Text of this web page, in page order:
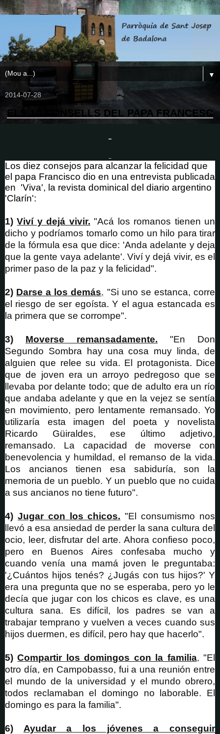
▼
2014-07-28
ELS 10 CONSELLS DEL PAPA FRANCESC
Los diez consejos para alcanzar la felicidad que
el papa Francisco dio en una entrevista publicada
en 'Viva', la revista dominical del diario argentino
'Clarín':
1)Viví y dejá vivir. "Acá los romanos tienen un
dicho y podríamos tomarlo como un hilo para tirar
de la fórmula esa que dice: 'Anda adelante y deja
que la gente vaya adelante'. Viví y dejá vivir, es el
primer paso de la paz y la felicidad".
2) Darse a los demás. "Si uno se estanca, corre
el riesgo de ser egoísta. Y el agua estancada es
la primera que se corrompe".
3) Moverse remansadamente.
"En Don
Segundo Sombra hay una cosa muy linda, de
alguien que relee su vida. El protagonista. Dice
que de joven era un arroyo pedregoso que se
llevaba por delante todo; que de adulto era un río
que andaba adelante y que en la vejez se sentía
en movimiento, pero lentamente remansado. Yo
utilizaría esta imagen del poeta y novelista
Ricardo Güiraldes, ese último adjetivo,
remansado. La capacidad de moverse con
benevolencia y humildad, el remanso de la vida.
Los ancianos tienen esa sabiduría, son la
memoria de un pueblo. Y un pueblo que no cuida
a sus ancianos no tiene futuro".
4) Jugar con los chicos. "El consumismo nos
llevó a esa ansiedad de perder la sana cultura del
ocio, leer, disfrutar del arte. Ahora confieso poco,
pero en Buenos Aires confesaba mucho y
cuando venía una mamá joven le preguntaba:
'¿Cuántos hijos tenés? ¿Jugás con tus hijos?' Y
era una pregunta que no se esperaba, pero yo le
decía que jugar con los chicos es clave, es una
cultura sana. Es difícil, los padres se van a
trabajar temprano y vuelven a veces cuando sus
hijos duermen, es difícil, pero hay que hacerlo".
5)Compartir los domingos con la familia. "El
otro día, en Campobasso, fui a una reunión entre
el mundo de la universidad y el mundo obrero,
todos reclamaban el domingo no laborable. El
domingo es para la familia".
6) Ayudar a los jóvenes a conseguir